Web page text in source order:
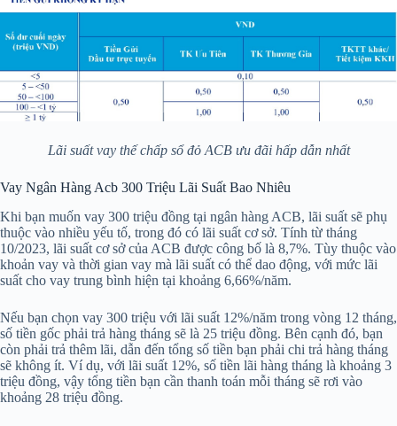
Lãi suất vay thế chấp sổ đỏ ACB ưu đãi hấp dẫn nhất
Vay Ngân Hàng Acb 300 Triệu Lãi Suất Bao Nhiêu
Khi bạn muốn vay 300 triệu đồng tại ngân hàng ACB, lãi suất sẽ phụ
thuộc vào nhiều yếu tố, trong đó có lãi suất cơ sở. Tính từ tháng
10/2023, lãi suất cơ sở của ACB được công bố là 8,7%. Tùy thuộc vào
khoản vay và thời gian vay mà lãi suất có thể dao động, với mức lãi
suất cho vay trung bình hiện tại khoảng 6,66%/năm.
Nếu bạn chọn vay 300 triệu với lãi suất 12%/năm trong vòng 12 tháng,
số tiền gốc phải trả hàng tháng sẽ là 25 triệu đồng. Bên cạnh đó, bạn
còn phải trả thêm lãi, dẫn đến tổng số tiền bạn phải chi trả hàng tháng
sẽ không ít. Ví dụ, với lãi suất 12%, số tiền lãi hàng tháng là khoảng 3
triệu đồng, vậy tổng tiền bạn cần thanh toán mỗi tháng sẽ rơi vào
khoảng 28 triệu đồng.